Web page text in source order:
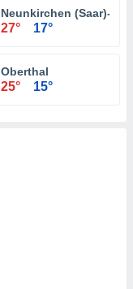
Neunkirchen (Saar)-
27° 17°
Oberthal
25° 15°